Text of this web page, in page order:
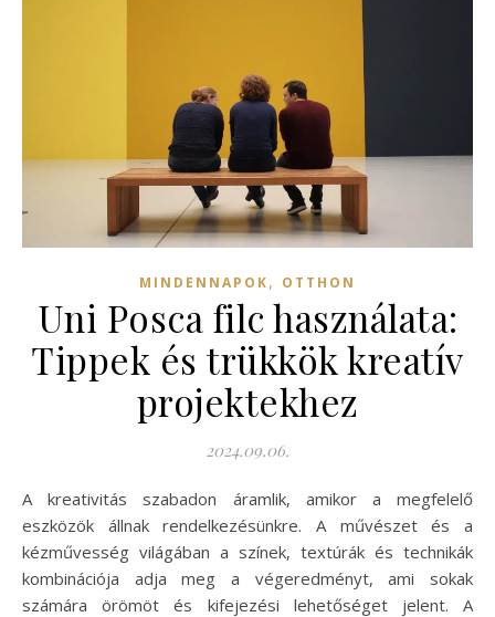
MINDENNAPOK, OTTHON
Uni Posca filc használata:
Tippek és trükkök kreatív
projektekhez
2024.09.06.
A kreativitás szabadon áramlik, amikor a megfelelő
eszközök állnak rendelkezésünkre. A művészet és a
kézművesség világában a színek, textúrák és technikák
kombinációja adja meg a végeredményt, ami sokak
számára örömöt és kifejezési lehetőséget jelent. A